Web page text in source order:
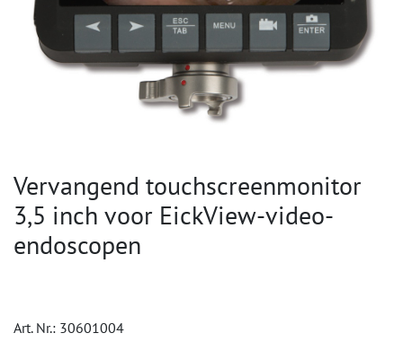
Vervangend touchscreenmonitor
3,5 inch voor EickView-video-
endoscopen
Art. Nr.: 30601004